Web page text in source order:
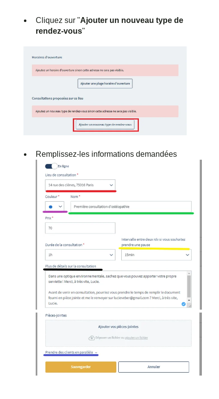
Cliquez sur "Ajouter un nouveau type de
rendez-vous"
Remplissez-les informations demandées